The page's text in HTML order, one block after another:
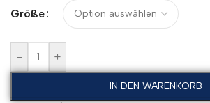
Größe
- +
IN DEN WARENKORB